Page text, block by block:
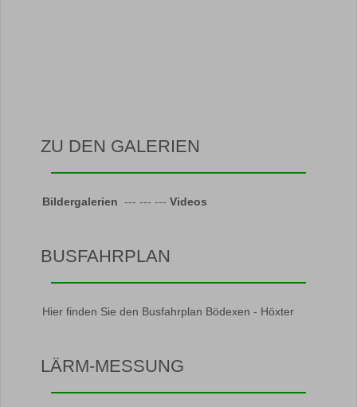
ZU DEN GALERIEN
Bildergalerien --- --- --- Videos
BUSFAHRPLAN
Hier finden Sie den Busfahrplan Bödexen - Höxter
LÄRM-MESSUNG